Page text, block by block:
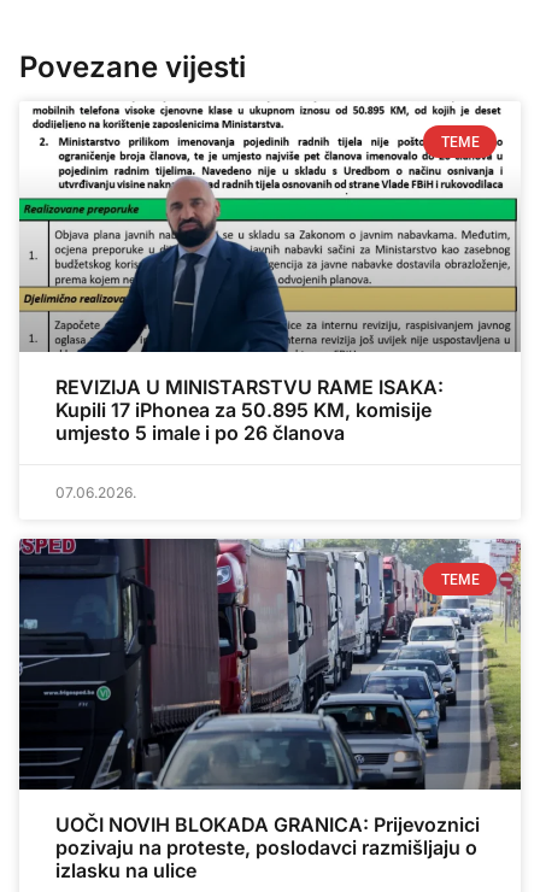
Povezane vijesti
TEME
REVIZIJA U MINISTARSTVU RAME ISAKA:
Kupili 17 iPhonea za 50.895 KM, komisije
umjesto 5 imale i po 26 članova
07.06.2026.
TEME
UOČI NOVIH BLOKADA GRANICA: Prijevoznici
pozivaju na proteste, poslodavci razmišljaju o
izlasku na ulice